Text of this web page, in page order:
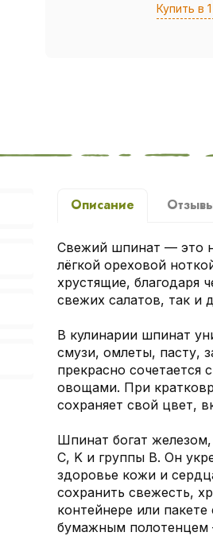
Купить в
Описание
Свежий шпинат — это
лёгкой ореховой
хрустящие, благодаря
свежих салатов, так и
В кулинарии шпинат
смузи, омлеты, пасту,
прекрасно
овощами. При
сохраняет свой цвет,
Шпинат богат
C, K и группы B. Он
здоровье кожи и
сохранить свежесть,
контейнере или
бумажным полотенцем